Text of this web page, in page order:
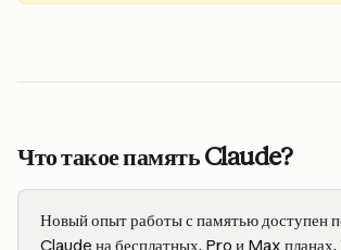
Что такое память Claude?
Новый опыт работы с памятью доступен
Claude на бесплатных, Pro и Max